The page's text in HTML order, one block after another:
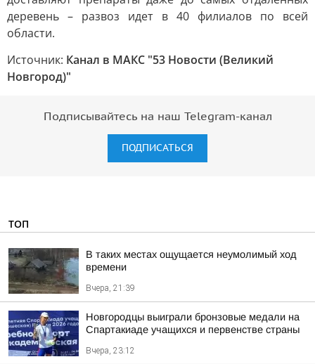
деревень – развоз идет в 40 филиалов по всей
области.
Источник: Канал в МАКС "53 Новости (Великий
Новгород)"
Подписывайтесь на наш Telegram-канал
ПОДПИСАТЬСЯ
ТОП
В таких местах ощущается неумолимый ход
времени
Вчера, 21:39
Новгородцы выиграли бронзовые медали на
Спартакиаде учащихся и первенстве страны
Вчера, 23:12